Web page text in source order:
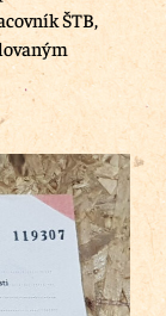
ŠTB,